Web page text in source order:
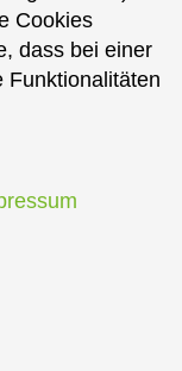
Cookies
dass bei einer
Funktionalitäten